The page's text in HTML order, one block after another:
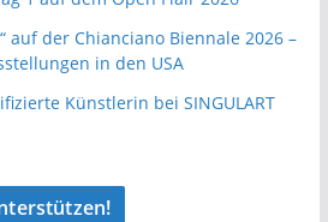
auf der Chianciano Biennale 2026 –
in den USA
Künstlerin bei SINGULART